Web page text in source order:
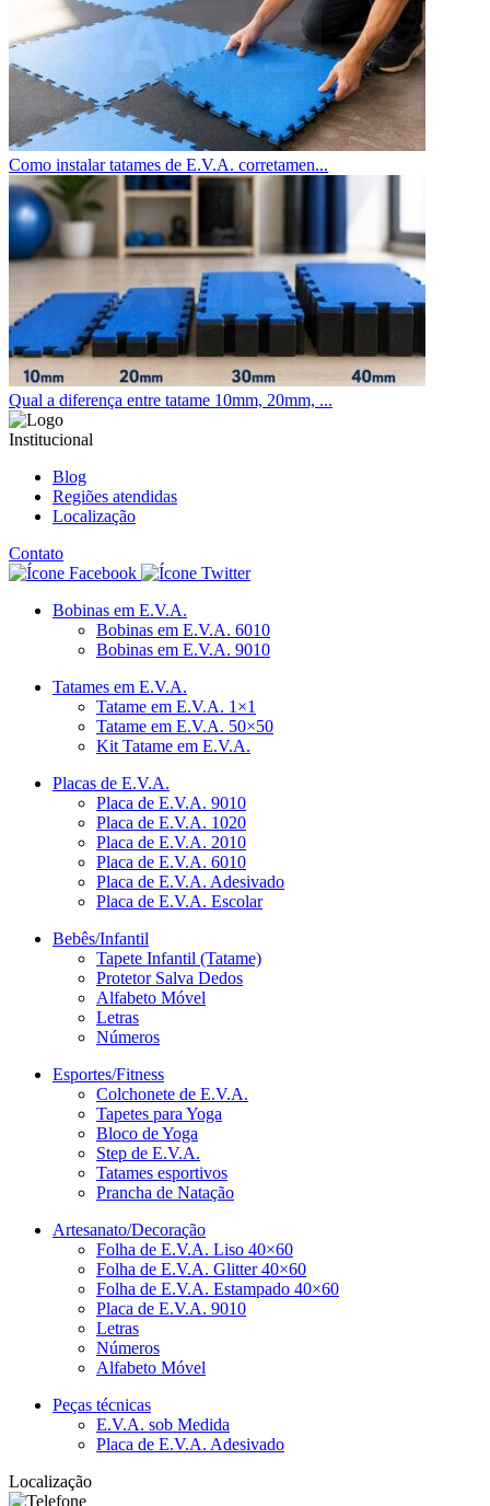
Como instalar tatames de E.V.A. corretamen...
Qual a diferença entre tatame 10mm, 20mm, ...
Institucional
Blog
Regiões atendidas
Localização
Contato
Bobinas em E.V.A.
Bobinas em E.V.A. 6010
Bobinas em E.V.A. 9010
Tatames em E.V.A.
Tatame em E.V.A. 1×1
Tatame em E.V.A. 50×50
Kit Tatame em E.V.A.
Placas de E.V.A.
Placa de E.V.A. 9010
Placa de E.V.A. 1020
Placa de E.V.A. 2010
Placa de E.V.A. 6010
Placa de E.V.A. Adesivado
Placa de E.V.A. Escolar
Bebês/Infantil
Tapete Infantil (Tatame)
Protetor Salva Dedos
Alfabeto Móvel
Letras
Números
Esportes/Fitness
Colchonete de E.V.A.
Tapetes para Yoga
Bloco de Yoga
Step de E.V.A.
Tatames esportivos
Prancha de Natação
Artesanato/Decoração
Folha de E.V.A. Liso 40×60
Folha de E.V.A. Glitter 40×60
Folha de E.V.A. Estampado 40×60
Placa de E.V.A. 9010
Letras
Números
Alfabeto Móvel
Peças técnicas
E.V.A. sob Medida
Placa de E.V.A. Adesivado
Localização